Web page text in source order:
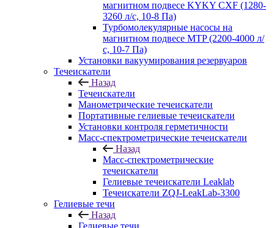
магнитном подвесе KYKY CXF (1280-
3260 л/с, 10-8 Па)
Турбомолекулярные насосы на
магнитном подвесе MTP (2200-4000 л/
с, 10-7 Па)
Установки вакуумирования резервуаров
Течеискатели
Назад
Течеискатели
Манометрические течеискатели
Портативные гелиевые течеискатели
Установки контроля герметичности
Масс-спектрометрические течеискатели
Назад
Масс-спектрометрические
течеискатели
Гелиевые течеискатели Leaklab
Течеискатели ZQJ-LeakLab-3300
Гелиевые течи
Назад
Гелиевые течи